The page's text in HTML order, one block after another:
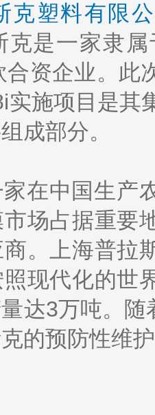
克塑料有限
克是一家隶属
合资企业。此
实施项目是其
成部分。
中国生产农
场占据重要
。上海普拉
现代化的世
达3万吨。
的预防性维
I
n
i
b
o